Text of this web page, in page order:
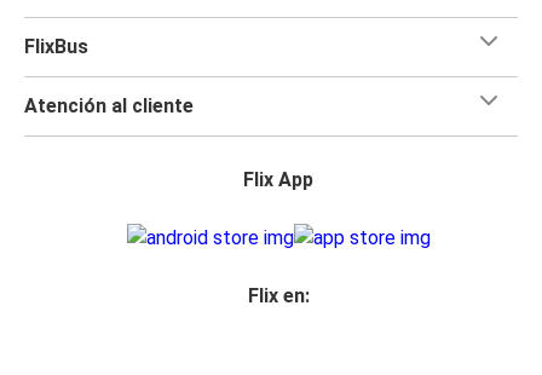
FlixBus
Atención al cliente
Flix App
Flix en: